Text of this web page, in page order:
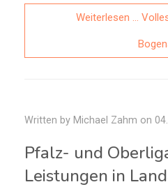
Weiterlesen …
Written by Michael Zahm on
Pfalz- und
Leistungen in